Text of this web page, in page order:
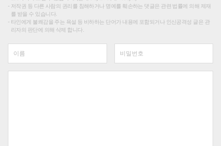
저작권 등 다른 사람의 권리를 침해하거나 명예를 훼손하는 댓글은 관련 법률에 의해 제재
를 받을 수 있습니다.
타인에게 불쾌감을 주는 욕설 등 비하하는 단어가 내용에 포함되거나 인신공격성 글은 관
리자의 판단에 의해 삭제 합니다.